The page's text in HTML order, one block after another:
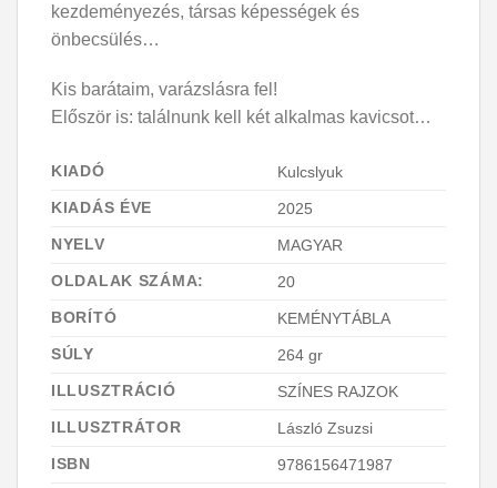
kezdeményezés, társas képességek és
önbecsülés…
Kis barátaim, varázslásra fel!
Először is: találnunk kell két alkalmas kavicsot…
KIADÓ
Kulcslyuk
KIADÁS ÉVE
2025
NYELV
MAGYAR
OLDALAK SZÁMA:
20
BORÍTÓ
KEMÉNYTÁBLA
SÚLY
264 gr
ILLUSZTRÁCIÓ
SZÍNES RAJZOK
ILLUSZTRÁTOR
László Zsuzsi
ISBN
9786156471987